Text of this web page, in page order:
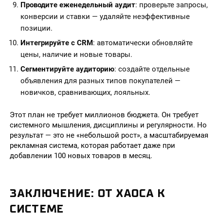
Проводите еженедельный аудит: проверьте запросы,
конверсии и ставки — удаляйте неэффективные
позиции.
Интегрируйте с CRM: автоматически обновляйте
цены, наличие и новые товары.
Сегментируйте аудиторию: создайте отдельные
объявления для разных типов покупателей —
новичков, сравнивающих, лояльных.
Этот план не требует миллионов бюджета. Он требует
системного мышления, дисциплины и регулярности. Но
результат — это не «небольшой рост», а масштабируемая
рекламная система, которая работает даже при
добавлении 100 новых товаров в месяц.
ЗАКЛЮЧЕНИЕ: ОТ ХАОСА К
СИСТЕМЕ